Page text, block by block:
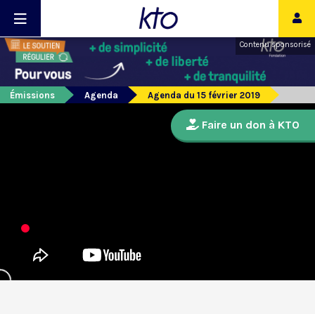
Contenu sponsorisé
Émissions Agenda Agenda du 15 février 2019
Faire un don à KTO